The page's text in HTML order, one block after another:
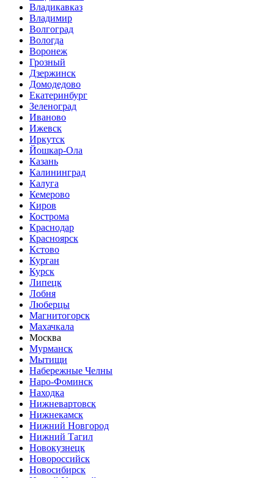
Владикавказ
Владимир
Волгоград
Вологда
Воронеж
Грозный
Дзержинск
Домодедово
Екатеринбург
Зеленоград
Иваново
Ижевск
Иркутск
Йошкар-Ола
Казань
Калининград
Калуга
Кемерово
Киров
Кострома
Краснодар
Красноярск
Кстово
Курган
Курск
Липецк
Лобня
Люберцы
Магнитогорск
Махачкала
Москва
Мурманск
Мытищи
Набережные Челны
Наро-Фоминск
Находка
Нижневартовск
Нижнекамск
Нижний Новгород
Нижний Тагил
Новокузнецк
Новороссийск
Новосибирск